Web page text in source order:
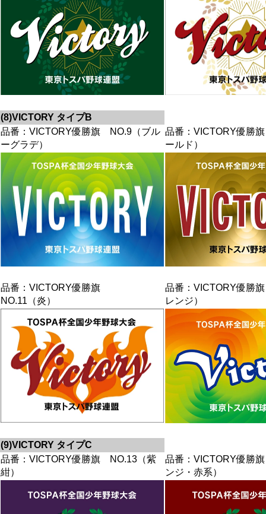
(8)VICTORY タイプB
品番：VICTORY優勝旗 NO.9（ブル
ーグラデ）
品番：VICTORY優勝
ールド）
品番：VICTORY優勝旗
NO.11（炎）
品番：VICTORY優勝
レンジ）
(9)VICTORY タイプC
品番：VICTORY優勝旗 NO.13（紫
紺）
品番：VICTORY優勝
ンジ・赤系）